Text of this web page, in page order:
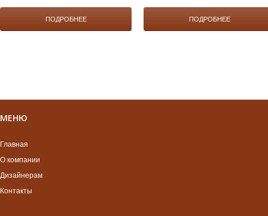
ПОДРОБНЕЕ ПОДРОБНЕЕ
МЕНЮ
Главная
О компании
Дизайнерам
Контакты